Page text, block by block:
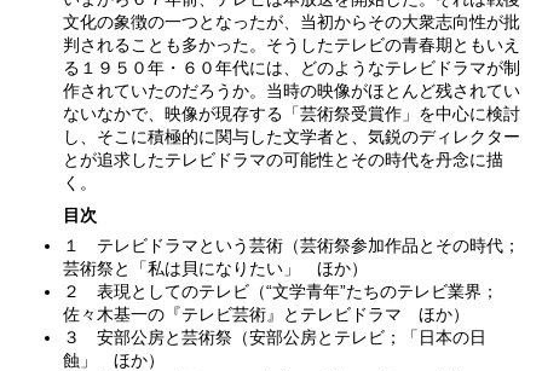
文化の象徴の一つとなったが、当初からその大衆志向性が批
判されることも多かった。そうしたテレビの青春期ともいえ
る１９５０年・６０年代には、どのようなテレビドラマが制
作されていたのだろうか。当時の映像がほとんど残されてい
ないなかで、映像が現存する「芸術祭受賞作」を中心に検討
し、そこに積極的に関与した文学者と、気鋭のディレクター
とが追求したテレビドラマの可能性とその時代を丹念に描
く。
目次
１ テレビドラマという芸術（芸術祭参加作品とその時代；
芸術祭と「私は貝になりたい」 ほか）
２ 表現としてのテレビ（“文学青年”たちのテレビ業界；
佐々木基一の『テレビ芸術』とテレビドラマ ほか）
３ 安部公房と芸術祭（安部公房とテレビ；「日本の日
蝕」 ほか）